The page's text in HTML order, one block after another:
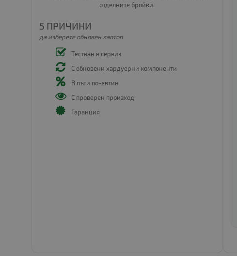
отделните бройки.
5 ПРИЧИНИ
да изберете обновен лаптоп
Тестван в сервиз
С обновени хардуерни компоненти
В пъти по-евтин
С проверен произход
Гаранция